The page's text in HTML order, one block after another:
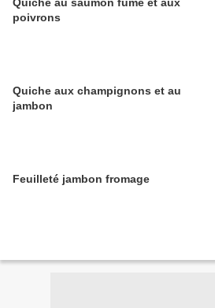
poivrons
Quiche aux champignons et au
jambon
Feuilleté jambon fromage